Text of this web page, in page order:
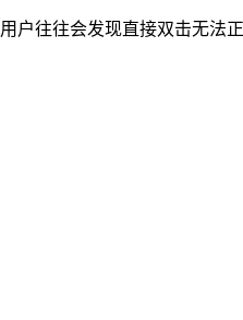
户往往会发现直接双击无法